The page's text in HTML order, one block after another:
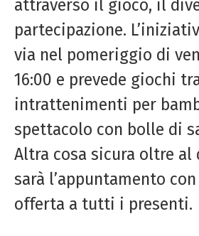
attraverso il gioco, il
partecipazione.
via nel pomeriggio di
16:00 e prevede giochi
intrattenimenti per
spettacolo con bolle di
Altra cosa sicura oltre
sarà l’appuntamento
offerta a tutti i presenti.